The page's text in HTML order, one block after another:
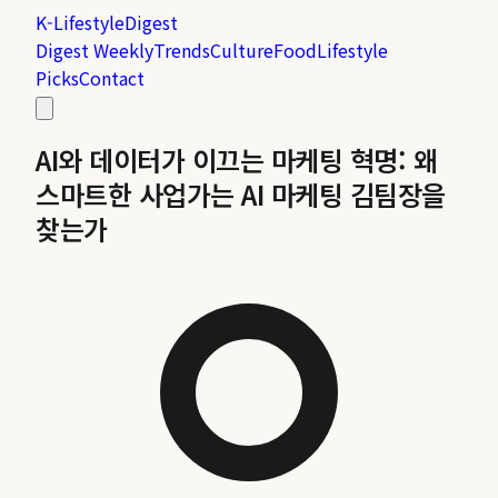
K-LifestyleDigest
Digest WeeklyTrendsCultureFoodLifestyle
PicksContact
AI와 데이터가 이끄는 마케팅 혁명: 왜
스마트한 사업가는 AI 마케팅 김팀장을
찾는가